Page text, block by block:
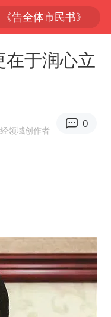
约来了吗
网约车司机充电时猝死保险拒赔
消艺考
零封向鹏不意外
今年第二强台风将带来多大影响
于润心立
领域创作者
0